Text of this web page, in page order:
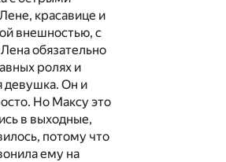
красавице и
внешностью, с
обязательно
ролях и
девушка. Он и
Но Максу это
в выходные,
потому что
ему на